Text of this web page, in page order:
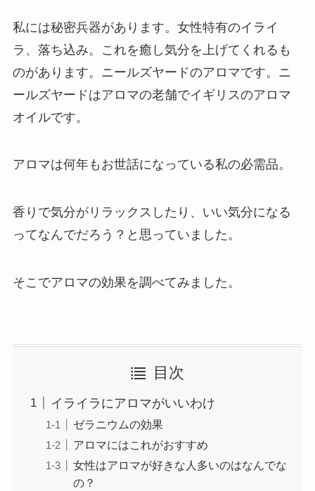
私には秘密兵器があります。女性特有のイライ
ラ、落ち込み。これを癒し気分を上げてくれるも
のがあります。ニールズヤードのアロマです。ニ
ールズヤードはアロマの老舗でイギリスのアロマ
オイルです。
アロマは何年もお世話になっている私の必需品。
香りで気分がリラックスしたり、いい気分になる
ってなんでだろう？と思っていました。
そこでアロマの効果を調べてみました。
目次
イライラにアロマがいいわけ
ゼラニウムの効果
アロマにはこれがおすすめ
女性はアロマが好きな人多いのはなんでな
の？